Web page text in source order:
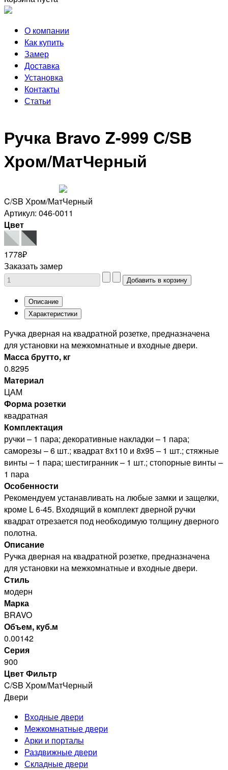
О компании
Как купить
Замер
Доставка
Установка
Контакты
Статьи
Ручка Bravo Z-999 C/SB
Хром/МатЧерный
C/SB Хром/МатЧерный
Артикул: 046-0011
Цвет
1778₽
Заказать замер
Описание
Характеристики
Ручка дверная на квадратной розетке, предназначена
для установки на межкомнатные и входные двери.
Масса брутто, кг
0.8295
Материал
ЦАМ
Форма розетки
квадратная
Комплектация
ручки – 1 пара; декоративные накладки – 1 пара;
саморезы – 6 шт.; квадрат 8х110 и 8х95 – 1 шт.; стяжные
винты – 1 пара; шестигранник – 1 шт.; стопорные винты –
1 пара
Особенности
Рекомендуем устанавливать на любые замки и защелки,
кроме L 6-45. Входящий в комплект дверной ручки
квадрат отрезается под необходимую толщину дверного
полотна.
Описание
Ручка дверная на квадратной розетке, предназначена
для установки на межкомнатные и входные двери.
Стиль
модерн
Марка
BRAVO
Объем, куб.м
0.00142
Серия
900
Цвет Фильтр
C/SB Хром/МатЧерный
Двери
Входные двери
Межкомнатные двери
Арки и порталы
Раздвижные двери
Складные двери